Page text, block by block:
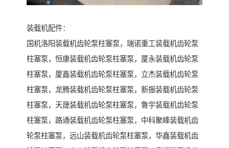
装载机配件：
国机洛阳装载机齿轮泵柱塞泵，瑞诺重工装载机齿轮泵
柱塞泵，恒康装载机齿轮泵柱塞泵，厦永装载机齿轮泵
柱塞泵，厦鑫装载机齿轮泵柱塞泵，立杰装载机齿轮泵
柱塞泵，龙腾装载机齿轮泵柱塞泵，新振装载机齿轮泵
柱塞泵，天晟装载机齿轮泵柱塞泵，鲁宇装载机齿轮泵
柱塞泵，路通装载机齿轮泵柱塞泵，中科聚峰装载机齿
轮泵柱塞泵，远山装载机齿轮泵柱塞泵，华鑫装载机齿